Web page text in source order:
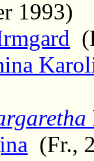
1993)
(Fr.,